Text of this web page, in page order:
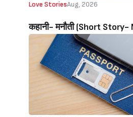
Love StoriesAug, 2026
कहानी- मनौती (Short Story-